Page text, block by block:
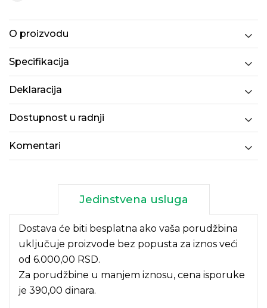
O proizvodu
Specifikacija
Deklaracija
Dostupnost u radnji
Komentari
Jedinstvena usluga
Dostava će biti besplatna ako vaša porudžbina
uključuje proizvode bez popusta za iznos veći
od 6.000,00 RSD.
Za porudžbine u manjem iznosu, cena isporuke
je 390,00 dinara.